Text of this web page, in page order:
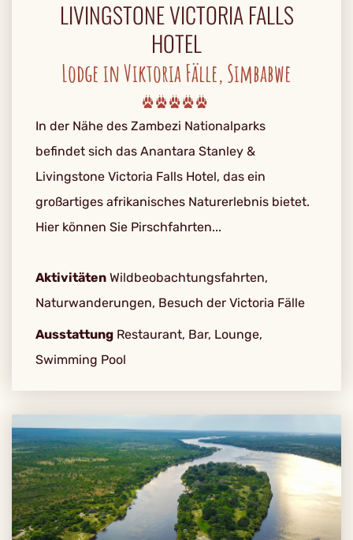
LIVINGSTONE VICTORIA FALLS
HOTEL
Lodge in Viktoria Fälle, Simbabwe
In der Nähe des Zambezi Nationalparks
befindet sich das Anantara Stanley &
Livingstone Victoria Falls Hotel, das ein
großartiges afrikanisches Naturerlebnis bietet.
Hier können Sie Pirschfahrten...
Aktivitäten Wildbeobachtungsfahrten,
Naturwanderungen, Besuch der Victoria Fälle
Ausstattung Restaurant, Bar, Lounge,
Swimming Pool